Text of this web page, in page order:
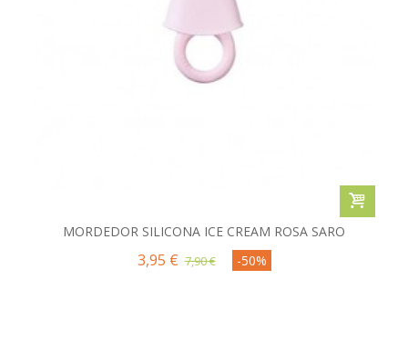
MORDEDOR SILICONA ICE CREAM ROSA SARO
3,95 € 7,90 € -50%